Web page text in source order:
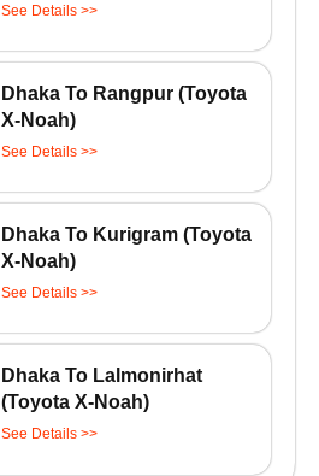
See Details >>
Dhaka To Rangpur (Toyota
X-Noah)
See Details >>
Dhaka To Kurigram (Toyota
X-Noah)
See Details >>
Dhaka To Lalmonirhat
(Toyota X-Noah)
See Details >>